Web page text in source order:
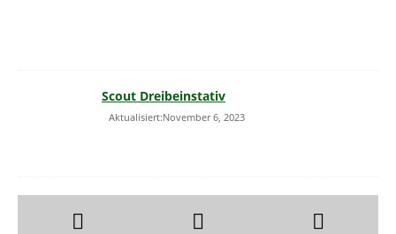
Scout Dreibeinstativ
Aktualisiert:November 6, 2023